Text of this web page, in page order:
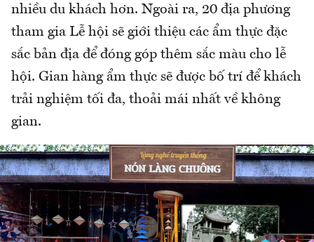
nhiều du khách hơn. Ngoài ra, 20 địa phương
tham gia Lễ hội sẽ giới thiệu các ẩm thực đặc
sắc bản địa để đóng góp thêm sắc màu cho lễ
hội. Gian hàng ẩm thực sẽ được bố trí để khách
trải nghiệm tối đa, thoải mái nhất về không
gian.